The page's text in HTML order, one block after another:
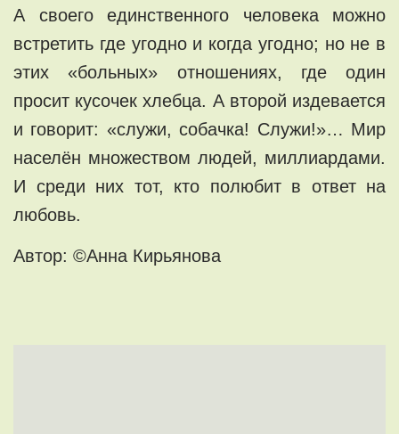
А своего единственного человека можно
встретить где угодно и когда угодно; но не в
этих «больных» отношениях, где один
просит кусочек хлебца. А второй издевается
и говорит: «служи, собачка! Служи!»… Мир
населён множеством людей, миллиардами.
И среди них тот, кто полюбит в ответ на
любовь.
Автор: ©Анна Кирьянова